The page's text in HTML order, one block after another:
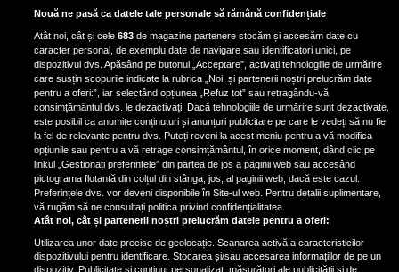
Scene incredibile! Ilinca Vandici a
pus mâna pe aparatul de
fotografiat al unui paparazzo și i l-
a aruncat la gunoi: „S-a dus la
poliție. Nu mai aveam aer”
Oana Moșneagu, mărturisiri
despre începutul relației cu Vlad
Gherman: „Eu am fost îngrozită de
aceasta posibilă relație”
Nouă ne pasă ca datele tale personale să rămână confidențiale
Atât noi, cât și cele683 de magazine partenere stocăm și accesăm date cu
caracter personal, de exemplu date de navigare sau identificatori unici, pe
dispozitivul dvs. Apăsând pe butonul „Acceptare”, activați tehnologiile de urmărire
care susțin scopurile indicate la rubrica „Noi, și partenerii noștri prelucrăm date
pentru a oferi:”, iar selectând opțiunea „Refuz tot” sau retragându-vă
consimțământul dvs. le dezactivați. Dacă tehnologiile de urmărire sunt dezactivate,
este posibil ca anumite conținuturi și anunțuri publicitare pe care le vedeți să nu fie
la fel de relevante pentru dvs. Puteți reveni la acest meniu pentru a vă modifica
opțiunile sau pentru a vă retrage consimțământul, în orice moment, dând clic pe
linkul „Gestionați preferințele” din partea de jos a paginii web sau accesând
pictograma flotantă din colțul din stânga, jos, al paginii web, dacă este cazul.
Preferințele dvs. vor deveni disponibile în Site-ul web. Pentru detalii suplimentare,
vă rugăm să ne consultați politica privind confidențialitatea.
Atât noi, cât și partenerii noștri prelucrăm datele pentru a oferi:
Utilizarea unor date precise de geolocație. Scanarea activă a caracteristicilor
dispozitivului pentru identificare. Stocarea și/sau accesarea informațiilor de pe un
dispozitiv. Publicitate și conținut personalizat, măsurători ale publicității și de